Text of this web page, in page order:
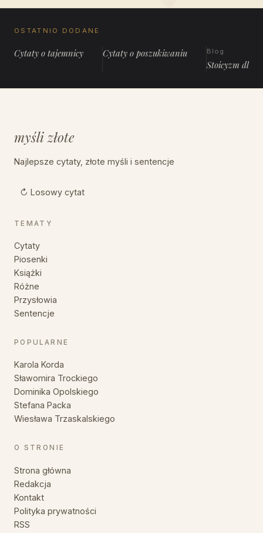
OSTATNIO DODANE
Cytaty o tajemnicy Cytaty o poszukiwaniu Blog
Stoicyzm dla
myśli złote
Najlepsze cytaty, złote myśli i sentencje
↻ Losowy cytat
TEMATY
Cytaty
Piosenki
Książki
Różne
Przysłowia
Sentencje
POPULARNE
Karola Korda
Sławomira Trockiego
Dominika Opolskiego
Stefana Packa
Wiesława Trzaskalskiego
O STRONIE
Strona główna
Redakcja
Kontakt
Polityka prywatności
RSS